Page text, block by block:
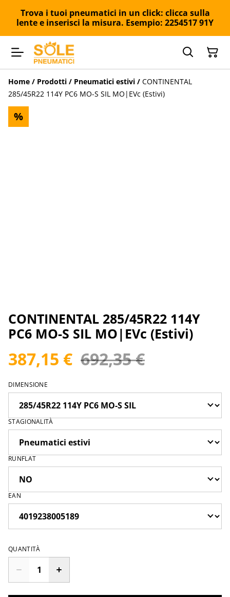
Trova i tuoi pneumatici in un click: clicca sulla
lente e inserisci la misura. Esempio: 2254517 91Y
Home / Prodotti / Pneumatici estivi / CONTINENTAL
285/45R22 114Y PC6 MO-S SIL MO|EVc (Estivi)
%
CONTINENTAL 285/45R22 114Y
PC6 MO-S SIL MO|EVc (Estivi)
387,15 € 692,35 €
DIMENSIONE
STAGIONALITÀ
RUNFLAT
EAN
QUANTITÀ